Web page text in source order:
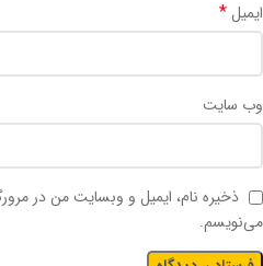
ایمیل*
وب‌ سایت
ذخیره نام، ایمیل و وبسایت من در
می‌نویسم.